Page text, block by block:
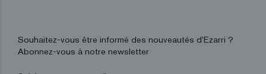
Souhaitez-vous être informé des nouveautés d’Ezarri ?
Abonnez-vous à notre newsletter